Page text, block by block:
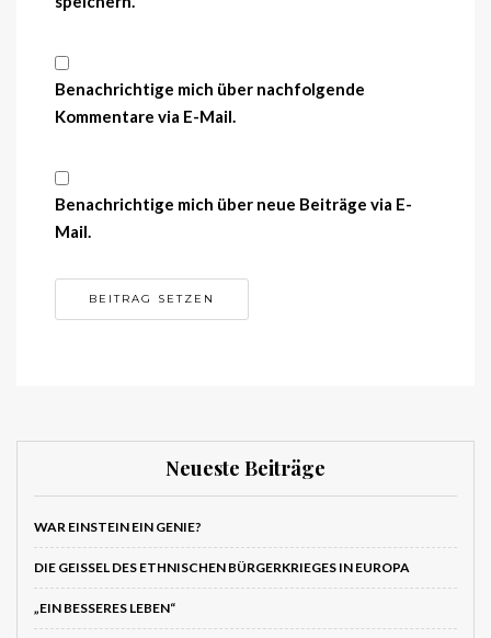
Benachrichtige mich über nachfolgende
Kommentare via E-Mail.
Benachrichtige mich über neue Beiträge via E-
Mail.
Neueste Beiträge
WAR EINSTEIN EIN GENIE?
DIE GEISSEL DES ETHNISCHEN BÜRGERKRIEGES IN EUROPA
„EIN BESSERES LEBEN“